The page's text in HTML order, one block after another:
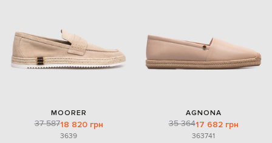
MOORER
37 58718 820 грн
3639
AGNONA
35 36417 682 грн
363741